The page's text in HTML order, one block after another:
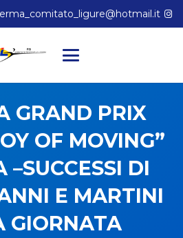
GRAND PRIX
OF MOVING”
–SUCCESSI DI
E MARTINI
GIORNATA